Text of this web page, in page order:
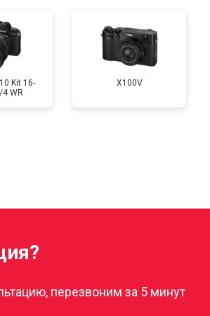
Kit 16-
WR
X100V
перезвоним за 5 минут